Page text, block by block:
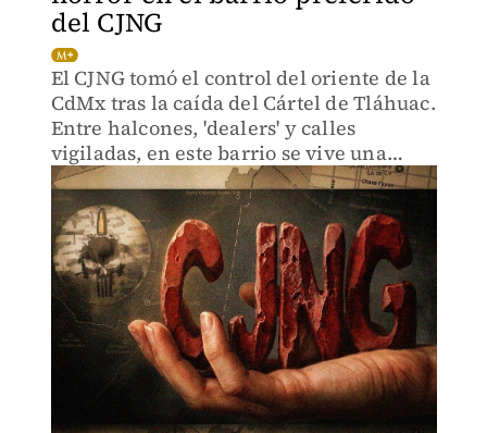
del CJNG
El CJNG tomó el control del oriente de la
CdMx tras la caída del Cártel de Tláhuac.
Entre halcones, 'dealers' y calles
vigiladas, en este barrio se vive una
guerra silenciosa.